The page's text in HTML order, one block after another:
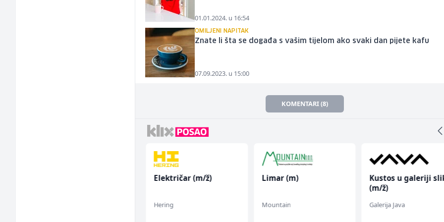
01.01.2024. u 16:54
OMILJENI NAPITAK
Znate li šta se događa s vašim tijelom ako svaki dan pijete kafu
07.09.2023. u 15:00
KOMENTARI (8)
Električar (m/ž)
Hering
Limar (m)
Mountain
Kustos u galeriji
(m/ž)
Galerija Java